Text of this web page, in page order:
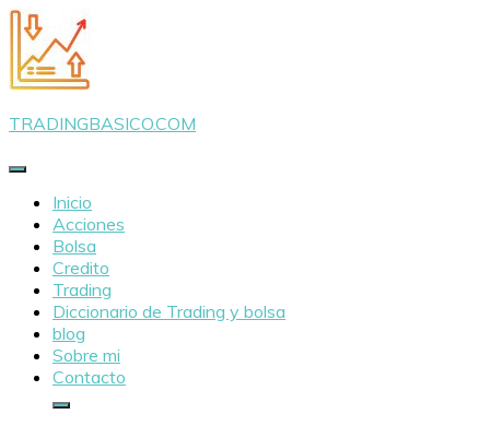
Saltar
al
contenido
TRADINGBASICO.COM
Inicio
Acciones
Bolsa
Credito
Trading
Diccionario de Trading y bolsa
blog
Sobre mi
Contacto